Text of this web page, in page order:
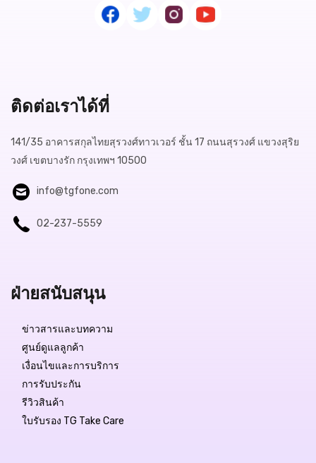
ติดต่อเราได้ที่
141/35 อาคารสกุลไทยสุรวงศ์ทาวเวอร์ ชั้น 17 ถนนสุรวงศ์ แขวงสุริย
วงศ์ เขตบางรัก กรุงเทพฯ 10500
info@tgfone.com
02-237-5559
ฝ่ายสนับสนุน
ข่าวสารและบทความ
ศูนย์ดูแลลูกค้า
เงื่อนไขและการบริการ
การรับประกัน
รีวิวสินค้า
ใบรับรอง TG Take Care